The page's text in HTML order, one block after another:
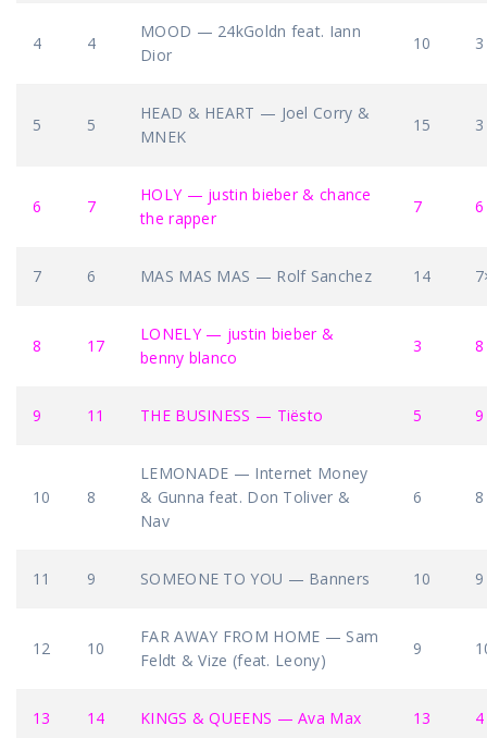
4 4
MOOD — 24kGoldn feat. Iann
Dior
10 3
5 5
HEAD & HEART — Joel Corry &
MNEK
15 3
6 7
HOLY — justin bieber & chance
the rapper
7 6
7 6 MAS MAS MAS — Rolf Sanchez 14
8 17
LONELY — justin bieber &
benny blanco
3 8
9 11 THE BUSINESS — Tiësto 5 9
10 8
LEMONADE — Internet Money
& Gunna feat. Don Toliver &
Nav
6 8
11 9 SOMEONE TO YOU — Banners 10 9
12 10
FAR AWAY FROM HOME — Sam
Feldt & Vize (feat. Leony)
9
13 14 KINGS & QUEENS — Ava Max 13 4